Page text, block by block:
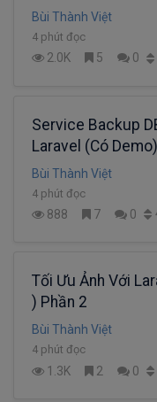
(Full Demo)
Bùi Thành Việt
4 phút đọc
2.0K 5 0
Service Backup
Laravel (Có Demo)
Bùi Thành Việt
4 phút đọc
888 7 0
Tối Ưu Ảnh Với
) Phần 2
Bùi Thành Việt
4 phút đọc
1.3K 2 0